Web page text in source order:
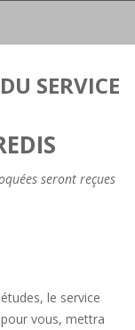
SERVICE
seront reçues
le service
vous, mettra